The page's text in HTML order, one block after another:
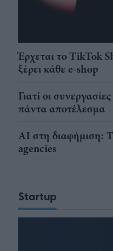
Έρχεται το TikTok
ξέρει κάθε e-shop
Γιατί οι
πάντα αποτέλεσμα
AI στη διαφήμιση:
agencies
Startup